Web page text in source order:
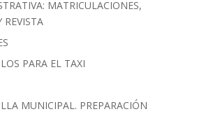
MATRICULACIONES,
REVISTA
PARA EL TAXI
MUNICIPAL. PREPARACIÓN